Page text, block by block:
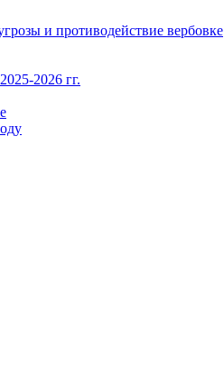
и противодействие вербовке
2026 гг.